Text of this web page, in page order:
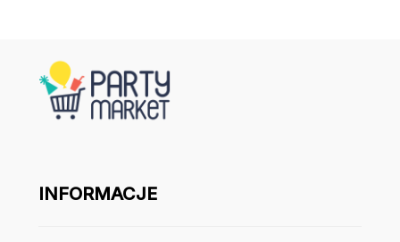
INFORMACJE